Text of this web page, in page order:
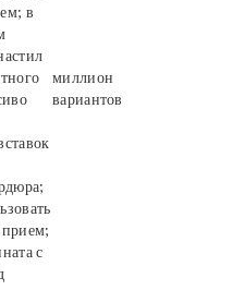
в
с
миллион
вариантов